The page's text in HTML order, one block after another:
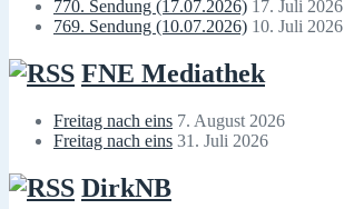
770. Sendung (17.07.2026) 17. Juli 2026
769. Sendung (10.07.2026) 10. Juli 2026
FNE Mediathek
Freitag nach eins 7. August 2026
Freitag nach eins 31. Juli 2026
DirkNB